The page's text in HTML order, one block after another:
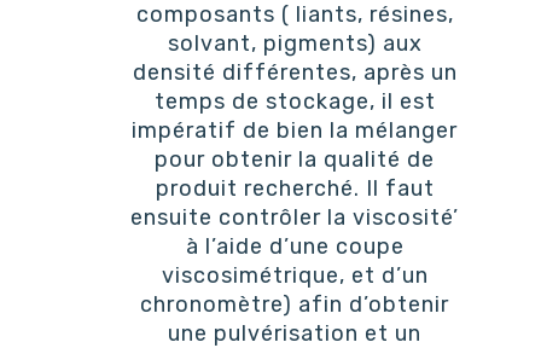
composants ( liants, résines,
solvant, pigments) aux
densité différentes, après un
temps de stockage, il est
impératif de bien la mélanger
pour obtenir la qualité de
produit recherché. Il faut
ensuite contrôler la viscosité’
à l’aide d’une coupe
viscosimétrique, et d’un
chronomètre) afin d’obtenir
une pulvérisation et un